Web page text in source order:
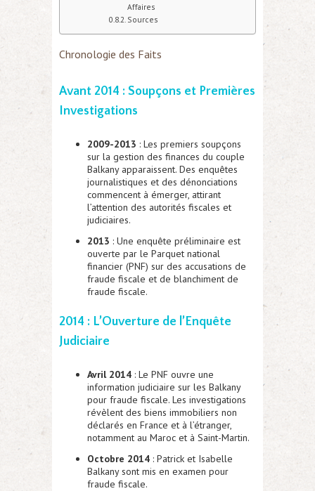
Affaires
Sources
Chronologie des Faits
Avant 2014 : Soupçons et Premières
Investigations
2009-2013 : Les premiers soupçons
sur la gestion des finances du couple
Balkany apparaissent. Des enquêtes
journalistiques et des dénonciations
commencent à émerger, attirant
l’attention des autorités fiscales et
judiciaires.
2013 : Une enquête préliminaire est
ouverte par le Parquet national
financier (PNF) sur des accusations de
fraude fiscale et de blanchiment de
fraude fiscale.
2014 : L’Ouverture de l’Enquête
Judiciaire
Avril 2014 : Le PNF ouvre une
information judiciaire sur les Balkany
pour fraude fiscale. Les investigations
révèlent des biens immobiliers non
déclarés en France et à l’étranger,
notamment au Maroc et à Saint-Martin.
Octobre 2014 : Patrick et Isabelle
Balkany sont mis en examen pour
fraude fiscale.